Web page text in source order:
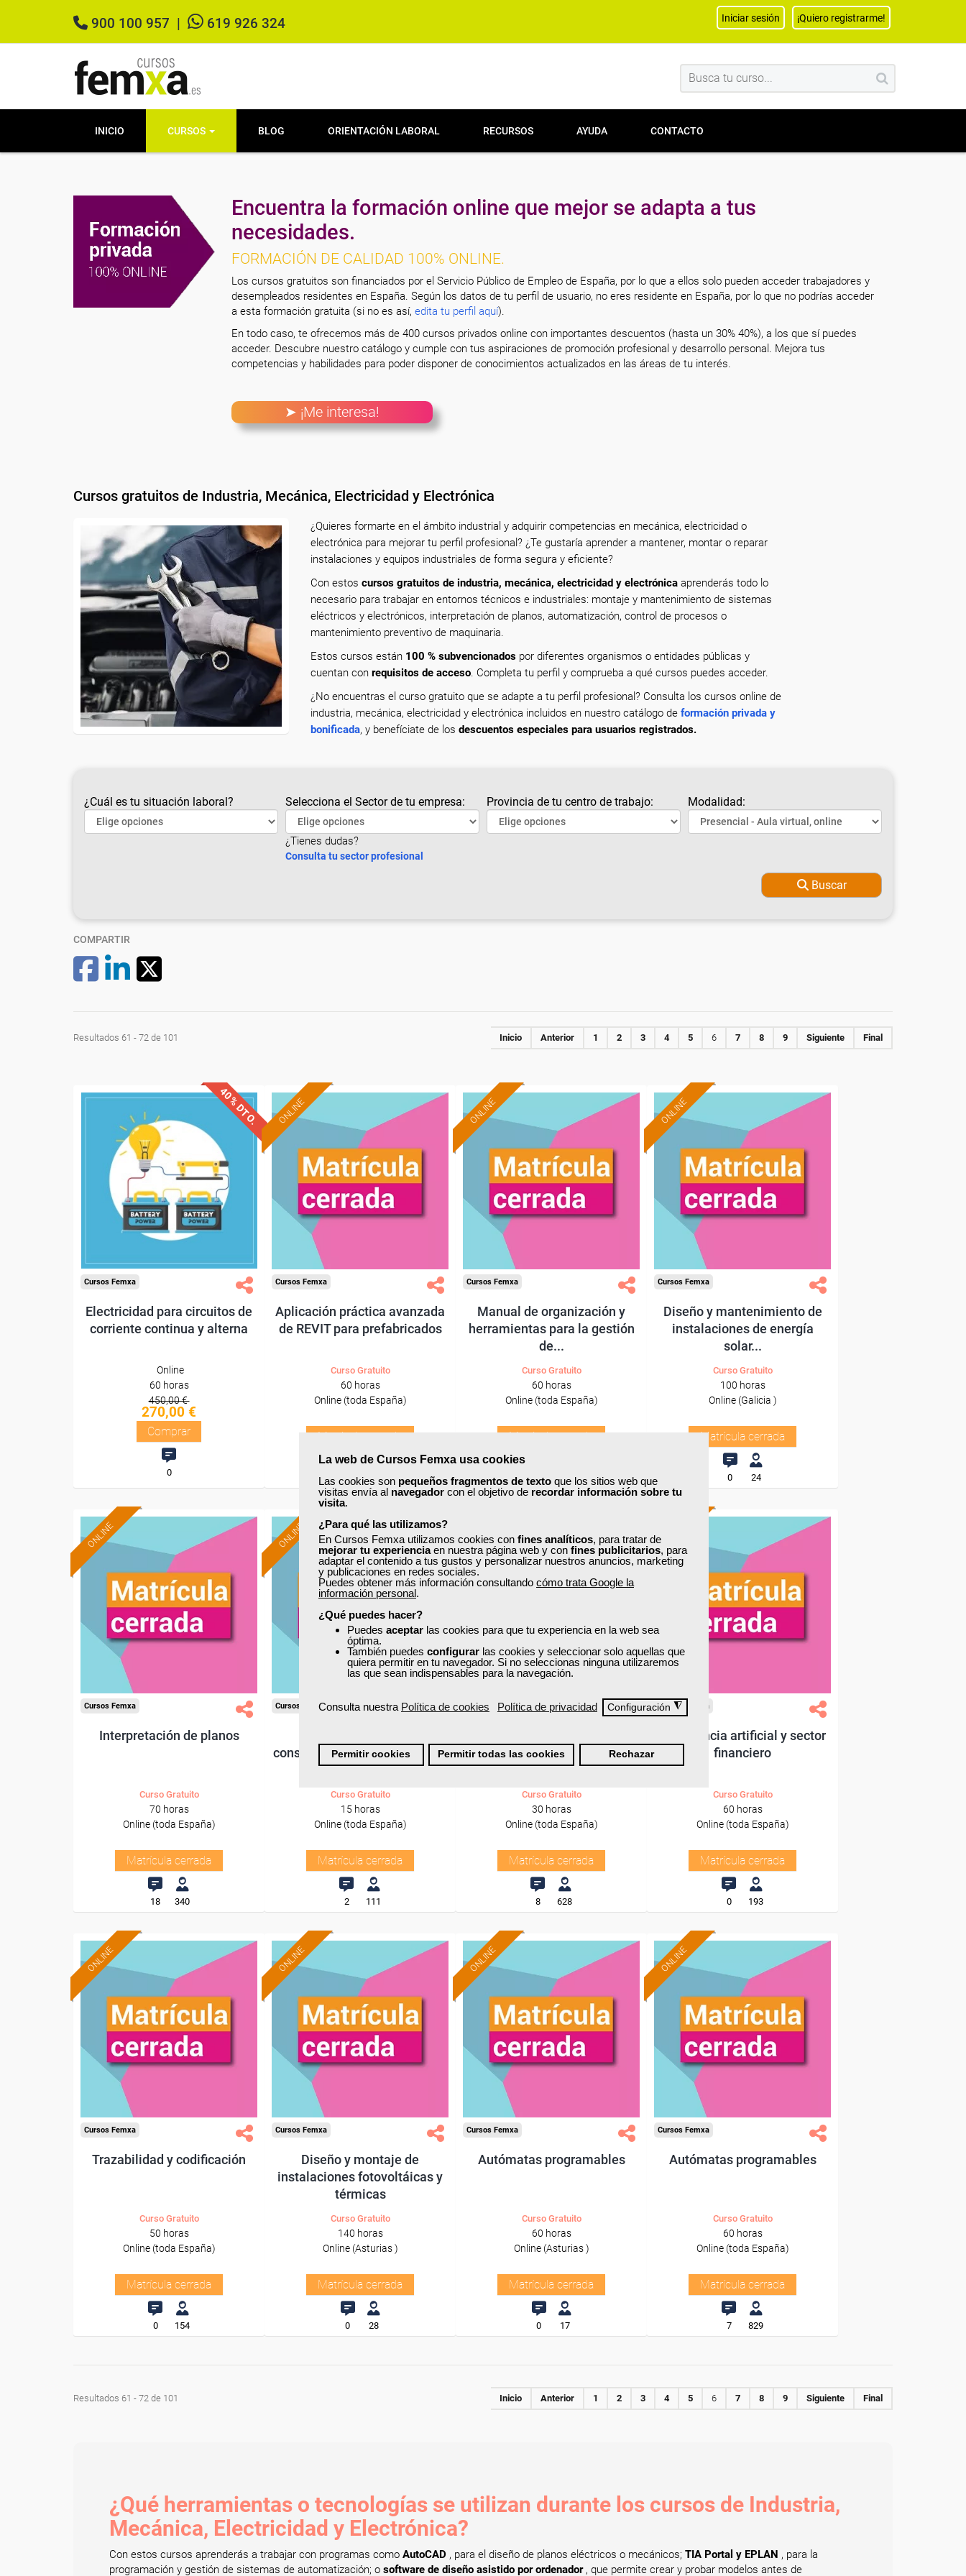
La web de Cursos Femxa usa cookies
Las cookies son pequeños fragmentos de texto que los sitios web que
visitas envía al navegador con el objetivo de recordar información sobre tu
visita.
¿Para qué las utilizamos?
En Cursos Femxa utilizamos cookies con fines analíticos, para tratar de
mejorar tu experienciaen nuestra página web y con fines publicitarios, para
adaptar el contenido a tus gustos y personalizar nuestros anuncios, marketing
y publicaciones en redes sociales.
Puedes obtener más información consultando cómo trata Google la
información personal.
¿Qué puedes hacer?
Puedes aceptar las cookies para que tu experiencia en la web sea
óptima.
También puedes configurar las cookies y seleccionar solo aquellas que
quiera permitir en tu navegador. Si no seleccionas ninguna utilizaremos
las que sean indispensables para la navegación.
Consulta nuestra Política de cookies Política de privacidad Configuración ◮
Permitir cookies Permitir todas las cookies Rechazar
900 100 957 619 926 324 Iniciar sesión ¡Quiero registrarme!
INICIO CURSOS BLOG ORIENTACIÓN LABORAL RECURSOS AYUDA CONTACTO
Encuentra la formación online que mejor se adapta a tus
necesidades.
FORMACIÓN DE CALIDAD 100% ONLINE.
Los cursos gratuitos son financiados por el Servicio Público de Empleo de España, por lo que a ellos solo pueden acceder trabajadores y
desempleados residentes en España. Según los datos de tu perfil de usuario, no eres residente en España, por lo que no podrías acceder
a esta formación gratuita (si no es así, edita tu perfil aquí).
En todo caso, te ofrecemos más de 400 cursos privados online con importantes descuentos (hasta un 30% 40%), a los que sí puedes
acceder. Descubre nuestro catálogo y cumple con tus aspiraciones de promoción profesional y desarrollo personal. Mejora tus
competencias y habilidades para poder disponer de conocimientos actualizados en las áreas de tu interés.
➤ ¡Me interesa!
Cursos gratuitos de Industria, Mecánica, Electricidad y Electrónica
¿Quieres formarte en el ámbito industrial y adquirir competencias en mecánica, electricidad o
electrónica para mejorar tu perfil profesional? ¿Te gustaría aprender a mantener, montar o reparar
instalaciones y equipos industriales de forma segura y eficiente?
Con estos cursos gratuitos de industria, mecánica, electricidad y electrónica aprenderás todo lo
necesario para trabajar en entornos técnicos e industriales: montaje y mantenimiento de sistemas
eléctricos y electrónicos, interpretación de planos, automatización, control de procesos o
mantenimiento preventivo de maquinaria.
Estos cursos están 100 % subvencionados por diferentes organismos o entidades públicas y
cuentan con requisitos de acceso. Completa tu perfil y comprueba a qué cursos puedes acceder.
¿No encuentras el curso gratuito que se adapte a tu perfil profesional? Consulta los cursos online de
industria, mecánica, electricidad y electrónica incluidos en nuestro catálogo de formación privada y
bonificada, y benefíciate de los descuentos especiales para usuarios registrados.
¿Cuál es tu situación laboral? Selecciona el Sector de tu empresa:
¿Tienes dudas?
Consulta tu sector profesional
Provincia de tu centro de trabajo: Modalidad:
Buscar
COMPARTIR
Resultados 61 - 72 de 101 Inicio Anterior 1 2 3 4 5 6 7 8 9 Siguiente Final
40% DTO.
Descuentos especiales
Sin requisitos de acceso
Diploma
Compra segura
Cursos Femxa
Electricidad para circuitos de
corriente continua y alterna
Online
60 horas
450,00 €
270,00 €
Comprar
0
ONLINE
Cursos Femxa
Aplicación práctica avanzada
de REVIT para prefabricados
Curso Gratuito
60 horas
Online (toda España)
Matrícula cerrada
2 85
ONLINE
Cursos Femxa
Manual de organización y
herramientas para la gestión
de...
Curso Gratuito
60 horas
Online (toda España)
Matrícula cerrada
0 450
ONLINE
Cursos Femxa
Diseño y mantenimiento de
instalaciones de energía
solar...
Curso Gratuito
100 horas
Online (Galicia )
Matrícula cerrada
0 24
ONLINE
Cursos Femxa
Interpretación de planos
Curso Gratuito
70 horas
Online (toda España)
Matrícula cerrada
18 340
ONLINE
Cursos Femxa
conservación de instalaciones
frigoríficas de...
Curso Gratuito
15 horas
Online (toda España)
Matrícula cerrada
2 111
ONLINE
Cursos Femxa
elementos estructurales con
CYPE
Curso Gratuito
30 horas
Online (toda España)
Matrícula cerrada
8 628
ONLINE
Cursos Femxa
Inteligencia artificial y sector
financiero
Curso Gratuito
60 horas
Online (toda España)
Matrícula cerrada
0 193
ONLINE
Cursos Femxa
Trazabilidad y codificación
Curso Gratuito
50 horas
Online (toda España)
Matrícula cerrada
0 154
ONLINE
Cursos Femxa
Diseño y montaje de
instalaciones fotovoltáicas y
térmicas
Curso Gratuito
140 horas
Online (Asturias )
Matrícula cerrada
0 28
ONLINE
Cursos Femxa
Autómatas programables
Curso Gratuito
60 horas
Online (Asturias )
Matrícula cerrada
0 17
ONLINE
Cursos Femxa
Autómatas programables
Curso Gratuito
60 horas
Online (toda España)
Matrícula cerrada
7 829
Resultados 61 - 72 de 101 Inicio Anterior 1 2 3 4 5 6 7 8 9 Siguiente Final
¿Qué herramientas o tecnologías se utilizan durante los cursos de Industria,
Mecánica, Electricidad y Electrónica?
Con estos cursos aprenderás a trabajar con programas como AutoCAD , para el diseño de planos eléctricos o mecánicos; TIA Portal y EPLAN , para la
programación y gestión de sistemas de automatización; o software de diseño asistido por ordenador , que permite crear y probar modelos antes de